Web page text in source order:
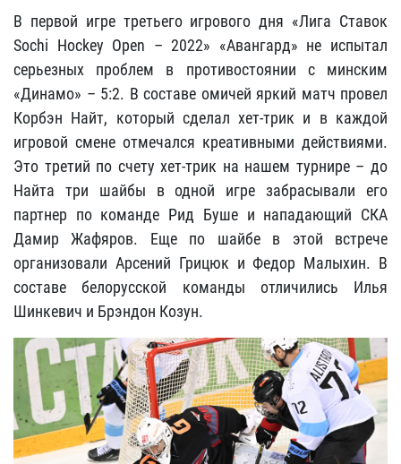
В первой игре третьего игрового дня «Лига Ставок
Sochi Hockey Open – 2022» «Авангард» не испытал
серьезных проблем в противостоянии с минским
«Динамо» – 5:2. В составе омичей яркий матч провел
Корбэн Найт, который сделал хет-трик и в каждой
игровой смене отмечался креативными действиями.
Это третий по счету хет-трик на нашем турнире – до
Найта три шайбы в одной игре забрасывали его
партнер по команде Рид Буше и нападающий СКА
Дамир Жафяров. Еще по шайбе в этой встрече
организовали Арсений Грицюк и Федор Малыхин. В
составе белорусской команды отличились Илья
Шинкевич и Брэндон Козун.